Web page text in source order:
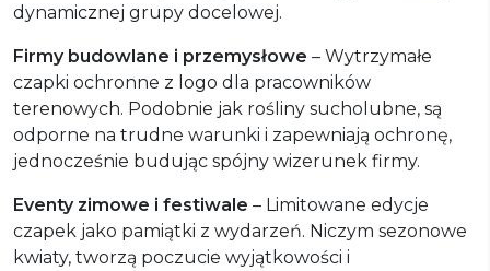
dynamicznej grupy docelowej.
Firmy budowlane i przemysłowe – Wytrzymałe
czapki ochronne z logo dla pracowników
terenowych. Podobnie jak rośliny sucholubne, są
odporne na trudne warunki i zapewniają ochronę,
jednocześnie budując spójny wizerunek firmy.
Eventy zimowe i festiwale – Limitowane edycje
czapek jako pamiątki z wydarzeń. Niczym sezonowe
kwiaty, tworzą poczucie wyjątkowości i